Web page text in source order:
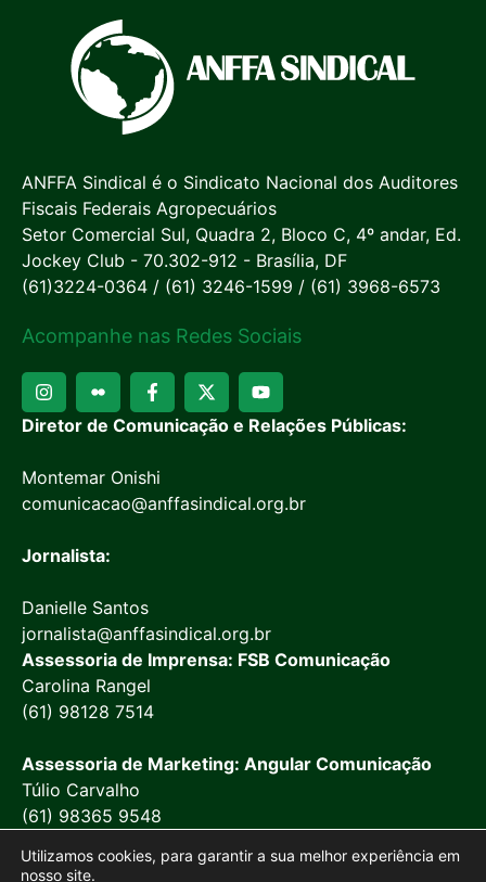
ANFFA Sindical é o Sindicato Nacional dos Auditores
Fiscais Federais Agropecuários
Setor Comercial Sul, Quadra 2, Bloco C, 4º andar, Ed.
Jockey Club - 70.302-912 - Brasília, DF
(61)3224-0364 / (61) 3246-1599 / (61) 3968-6573
Acompanhe nas Redes Sociais
Diretor de Comunicação e Relações Públicas:
Montemar Onishi
comunicacao@anffasindical.org.br
Jornalista:
Danielle Santos
jornalista@anffasindical.org.br
Assessoria de Imprensa: FSB Comunicação
Carolina Rangel
(61) 98128 7514
Assessoria de Marketing: Angular Comunicação
Túlio Carvalho
(61) 98365 9548
Utilizamos cookies, para garantir a sua melhor experiência em
nosso site.